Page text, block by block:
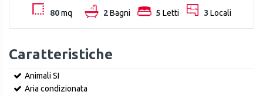
80mq 2Bagni 5 Letti 3 Locali
Caratteristiche
Animali SI
Aria condizionata